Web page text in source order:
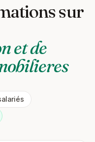
sur
et de